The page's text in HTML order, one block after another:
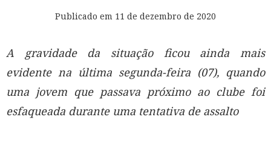
Publicado em 11 de dezembro de 2020
A gravidade da situação ficou ainda mais
evidente na última segunda-feira (07), quando
uma jovem que passava próximo ao clube foi
esfaqueada durante uma tentativa de assalto